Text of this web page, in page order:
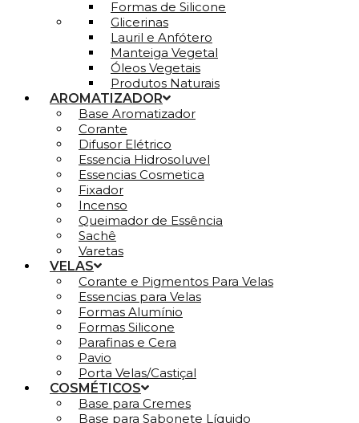
Formas de Silicone
Glicerinas
Lauril e Anfótero
Manteiga Vegetal
Óleos Vegetais
Produtos Naturais
AROMATIZADOR
Base Aromatizador
Corante
Difusor Elétrico
Essencia Hidrosoluvel
Essencias Cosmetica
Fixador
Incenso
Queimador de Essência
Sachê
Varetas
VELAS
Corante e Pigmentos Para Velas
Essencias para Velas
Formas Alumínio
Formas Silicone
Parafinas e Cera
Pavio
Porta Velas/Castiçal
COSMÉTICOS
Base para Cremes
Base para Sabonete Líquido